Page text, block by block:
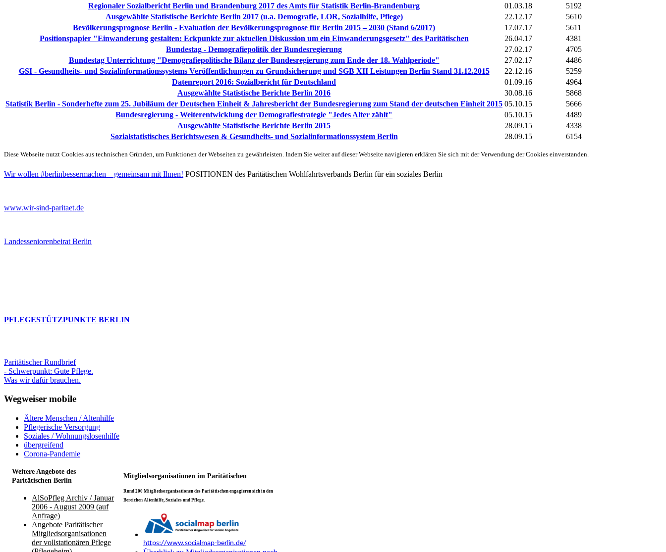
Regionaler Sozialbericht Berlin und Brandenburg 2017 des Amts für Statistik Berlin-Brandenburg
01.03.18
5192
Ausgewählte Statistische Berichte Berlin 2017 (u.a. Demografie, LOR, Sozialhilfe, Pflege)
22.12.17
5610
Bevölkerungsprognose Berlin - Evaluation der Bevölkerungsprognose für Berlin 2015 – 2030 (Stand 6/2017)
17.07.17
5611
Positionspapier "Einwanderung gestalten: Eckpunkte zur aktuellen Diskussion um ein Einwanderungsgesetz" des Paritätischen
26.04.17
4381
Bundestag - Demografiepolitik der Bundesregierung
27.02.17
4705
Bundestag Unterrichtung "Demografiepolitische Bilanz der Bundesregierung zum Ende der 18. Wahlperiode"
27.02.17
4486
GSI - Gesundheits- und Sozialinformationssystems Veröffentlichungen zu Grundsicherung und SGB XII Leistungen Berlin Stand 31.12.2015
22.12.16
5259
Datenreport 2016: Sozialbericht für Deutschland
01.09.16
4964
Ausgewählte Statistische Berichte Berlin 2016
30.08.16
5868
Statistik Berlin - Sonderhefte zum 25. Jubiläum der Deutschen Einheit & Jahresbericht der Bundesregierung zum Stand der deutschen Einheit 2015 05.10.15
5666
Bundesregierung - Weiterentwicklung der Demografiestrategie "Jedes Alter zählt"
05.10.15
4489
Ausgewählte Statistische Berichte Berlin 2015
28.09.15
4338
Sozialstatistisches Berichtswesen & Gesundheits- und Sozialinformationssystem Berlin
28.09.15 6154
Diese Webseite nutzt Cookies aus technischen Gründen, um Funktionen der Webseiten zu gewährleisten. Indem Sie weiter auf dieser Webseite navigieren erklären Sie sich mit der Verwendung der Cookies einverstanden.
Wir wollen #berlinbessermachen – gemeinsam mit Ihnen! POSITIONEN des Paritätischen Wohlfahrtsverbands Berlin für ein soziales Berlin
www.wir-sind-paritaet.de
Landesseniorenbeirat Berlin
PFLEGESTÜTZPUNKTE BERLIN
Paritätischer Rundbrief
- Schwerpunkt: Gute Pflege.
Was wir dafür brauchen.
Wegweiser mobile
Ältere Menschen / Altenhilfe
Pflegerische Versorgung
Soziales / Wohnungslosenhilfe
übergreifend
Corona-Pandemie
Weitere Angebote des
Paritätischen Berlin
Mitgliedsorganisationen im Paritätischen
AlSoPfleg Archiv / Januar
2006 - August 2009 (auf
Anfrage)
Angebote Paritätischer
Mitgliedsorganisationen
der vollstationären Pflege
Rund 200 Mitgliedsorganisationen des Paritätischen engagieren sich in den
Bereichen Altenhilfe, Soziales und Pflege.
https://www.socialmap-berlin.de/